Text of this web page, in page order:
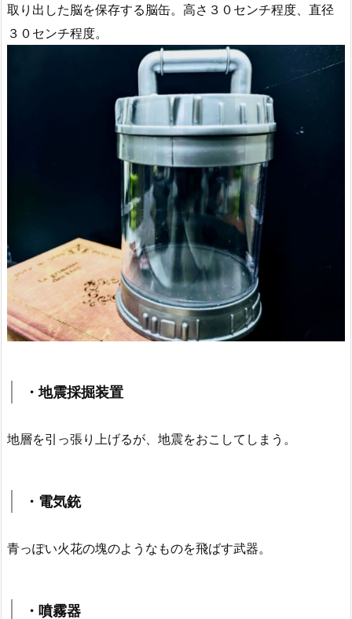
取り出した脳を保存する脳缶。高さ３０センチ程度、直径
３０センチ程度。
・地震採掘装置
地層を引っ張り上げるが、地震をおこしてしまう。
・電気銃
青っぽい火花の塊のようなものを飛ばす武器。
・噴霧器